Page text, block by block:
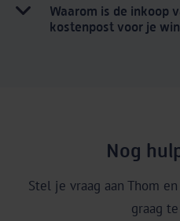
Waarom is de inkoop
kostenpost voor je
Nog
Stel je vraag aan Thom
graag